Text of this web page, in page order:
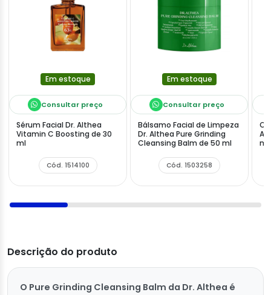
Em estoque
Consultar preço
Sérum Facial Dr. Althea
Vitamin C Boosting de 30
ml
Cód. 1514100
Em estoque
Consultar preço
Bálsamo Facial de Limpeza
Dr. Althea Pure Grinding
Cleansing Balm de 50 ml
Cód. 1503258
ml
Descrição do produto
O Pure Grinding Cleansing Balm da Dr. Althea é